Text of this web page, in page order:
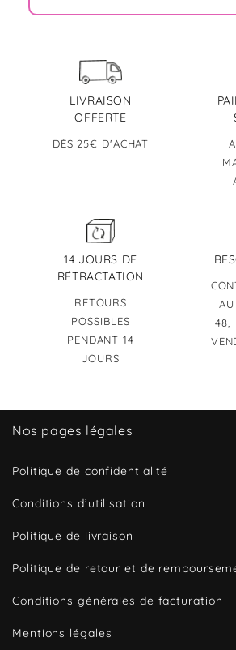
LIVRAISON
OFFERTE
DÈS 25€ D'ACHAT
14 JOURS DE
RÉTRACTATION
RETOURS
POSSIBLES
PENDANT 14
JOURS
48,
Nos pages légales
Politique de confidentialité
Conditions d’utilisation
Politique de livraison
Politique de retour et de
Conditions générales de facturation
Mentions légales